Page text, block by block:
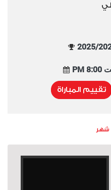
تقييم المباراة
شهر